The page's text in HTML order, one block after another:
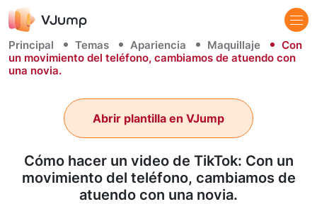
Principal Temas Apariencia Maquillaje
Con
un movimiento del teléfono, cambiamos de atuendo con
una novia.
Cómo hacer un video de TikTok: Con un
movimiento del teléfono, cambiamos de
atuendo con una novia.
Abrir plantilla en VJump